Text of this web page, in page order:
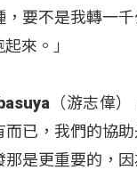
，要不是我轉一
來。」
（游志偉
而已，我們的協
那是更重要的，